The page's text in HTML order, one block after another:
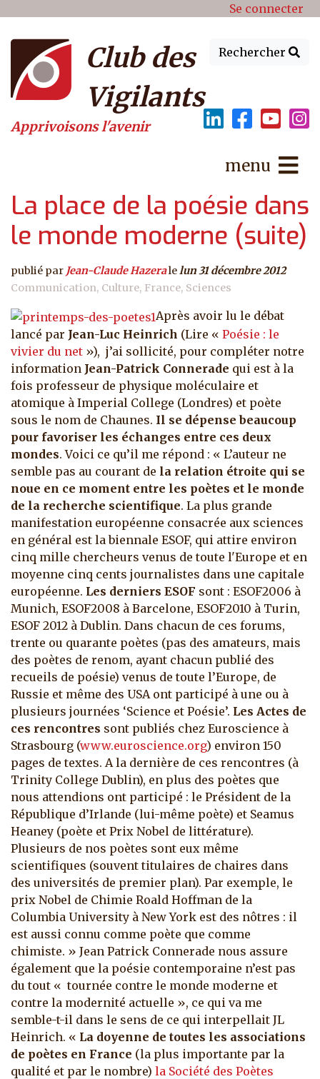
Menu du compte de Se connecter
Rechercher
Club des
Vigilants
Apprivoisons l'avenir
menu
La place de la poésie dans
le monde moderne (suite)
publié par Jean-Claude Hazeralelun 31 décembre 2012
Communication Culture France Sciences
Après avoir lu le débat
lancé par Jean-Luc Heinrich (Lire « Poésie : le
vivier du net »), j’ai sollicité, pour compléter notre
information Jean-Patrick Connerade qui est à la
fois professeur de physique moléculaire et
atomique à Imperial College (Londres) et poète
sous le nom de Chaunes. Il se dépense beaucoup
pour favoriser les échanges entre ces deux
mondes. Voici ce qu’il me répond : « L’auteur ne
semble pas au courant de la relation étroite qui se
noue en ce moment entre les poètes et le monde
de la recherche scientifique. La plus grande
manifestation européenne consacrée aux sciences
en général est la biennale ESOF, qui attire environ
cinq mille chercheurs venus de toute l'Europe et en
moyenne cinq cents journalistes dans une capitale
européenne. Les derniers ESOF sont : ESOF2006 à
Munich, ESOF2008 à Barcelone, ESOF2010 à Turin,
ESOF 2012 à Dublin. Dans chacun de ces forums,
trente ou quarante poètes (pas des amateurs, mais
des poètes de renom, ayant chacun publié des
recueils de poésie) venus de toute l’Europe, de
Russie et même des USA ont participé à une ou à
plusieurs journées ‘Science et Poésie’. Les Actes de
ces rencontres sont publiés chez Euroscience à
Strasbourg (www.euroscience.org) environ 150
pages de textes. A la dernière de ces rencontres (à
Trinity College Dublin), en plus des poètes que
nous attendions ont participé : le Président de la
République d’Irlande (lui-même poète) et Seamus
Heaney (poète et Prix Nobel de littérature).
Plusieurs de nos poètes sont eux même
scientifiques (souvent titulaires de chaires dans
des universités de premier plan). Par exemple, le
prix Nobel de Chimie Roald Hoffman de la
Columbia University à New York est des nôtres : il
est aussi connu comme poète que comme
chimiste. » Jean Patrick Connerade nous assure
également que la poésie contemporaine n’est pas
du tout « tournée contre le monde moderne et
contre la modernité actuelle », ce qui va me
semble-t-il dans le sens de ce qui interpellait JL
Heinrich. « La doyenne de toutes les associations
de poètes en France (la plus importante par la
qualité et par le nombre) la Société des Poètes